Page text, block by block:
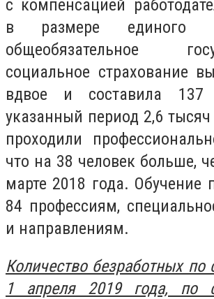
с компенсацией
в размере единого
общеобязательное
социальное страхование
вдвое и составила 137
указанный период 2,6
проходили
что на 38 человек больше,
марте 2018 года. Обучение
84 профессиям,
и направлениям.
Количество безработных по
1 апреля 2019 года, по